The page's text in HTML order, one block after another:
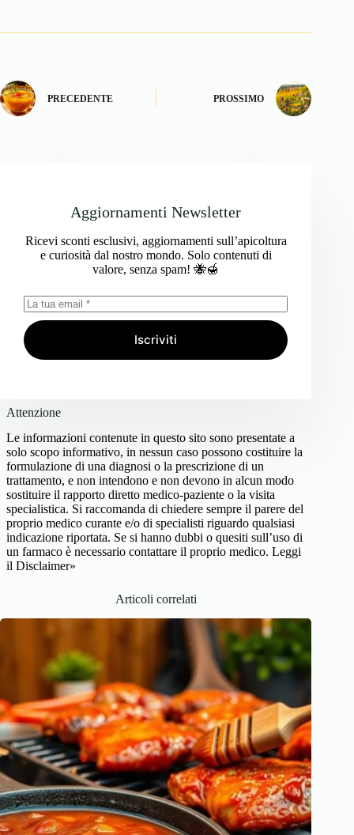
PRECEDENTE PROSSIMO
Aggiornamenti Newsletter
Ricevi sconti esclusivi, aggiornamenti sull’apicoltura
e curiosità dal nostro mondo. Solo contenuti di
valore, senza spam! 🐝🍯
Iscriviti
Attenzione
Le informazioni contenute in questo sito sono presentate a
solo scopo informativo, in nessun caso possono costituire la
formulazione di una diagnosi o la prescrizione di un
trattamento, e non intendono e non devono in alcun modo
sostituire il rapporto diretto medico-paziente o la visita
specialistica. Si raccomanda di chiedere sempre il parere del
proprio medico curante e/o di specialisti riguardo qualsiasi
indicazione riportata. Se si hanno dubbi o quesiti sull’uso di
un farmaco è necessario contattare il proprio medico. Leggi
il Disclaimer»
Articoli correlati